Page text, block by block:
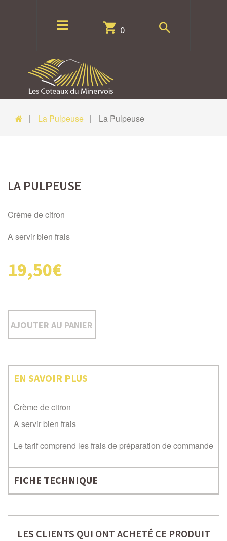
0
La Pulpeuse La Pulpeuse
LA PULPEUSE
Crème de citron
A servir bien frais
19,50€
AJOUTER AU PANIER
EN SAVOIR PLUS
Crème de citron
A servir bien frais
Le tarif comprend les frais de préparation de commande
FICHE TECHNIQUE
LES CLIENTS QUI ONT ACHETÉ CE PRODUIT